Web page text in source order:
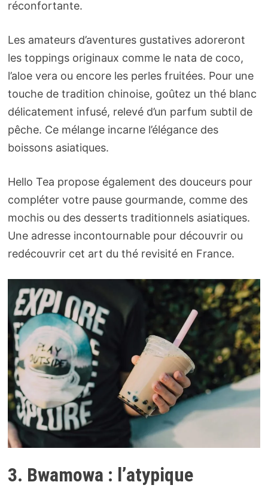
réconfortante.
Les amateurs d’aventures gustatives adoreront
les toppings originaux comme le nata de coco,
l’aloe vera ou encore les perles fruitées. Pour une
touche de tradition chinoise, goûtez un thé blanc
délicatement infusé, relevé d’un parfum subtil de
pêche. Ce mélange incarne l’élégance des
boissons asiatiques.
Hello Tea propose également des douceurs pour
compléter votre pause gourmande, comme des
mochis ou des desserts traditionnels asiatiques.
Une adresse incontournable pour découvrir ou
redécouvrir cet art du thé revisité en France.
3. Bwamowa : l’atypique